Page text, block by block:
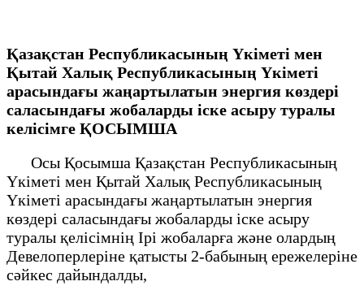
Қазақстан Республикасының Үкіметі мен
Қытай Халық Республикасының Үкіметі
арасындағы жаңартылатын энергия көздері
саласындағы жобаларды іске асыру туралы
келісімге ҚОСЫМША
Осы Қосымша Қазақстан Республикасының
Үкіметі мен Қытай Халық Республикасының
Үкіметі арасындағы жаңартылатын энергия
көздері саласындағы жобаларды іске асыру
туралы қелісімнің Ірі жобаларға және олардың
Девелоперлеріне қатысты 2-бабының ережелеріне
сәйкес дайындалды,